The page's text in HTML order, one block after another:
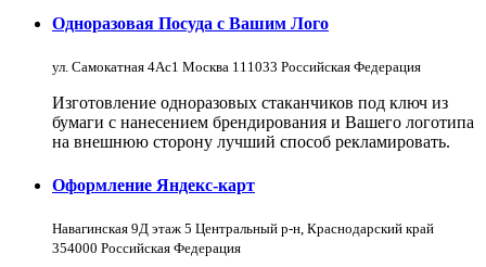
Одноразовая Посуда с Вашим Лого
ул. Самокатная 4Ас1 Москва 111033 Российская Федерация
Изготовление одноразовых стаканчиков под ключ из
бумаги с нанесением брендирования и Вашего логотипа
на внешнюю сторону лучший способ рекламировать.
Оформление Яндекс-карт
Навагинская 9Д этаж 5 Центральный р-н, Краснодарский край
354000 Российская Федерация